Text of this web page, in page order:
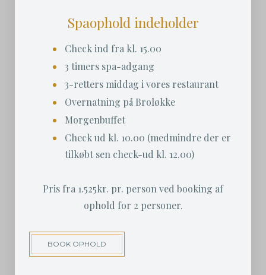
Spaophold indeholder
Check ind fra kl. 15.00
3 timers spa-adgang
3-retters middag i vores restaurant
Overnatning på Broløkke
Morgenbuffet
Check ud kl. 10.00 (medmindre der er
tilkøbt sen check-ud kl. 12.00)
Pris fra 1.525kr. pr. person ved booking af
ophold for 2 personer.
BOOK OPHOLD